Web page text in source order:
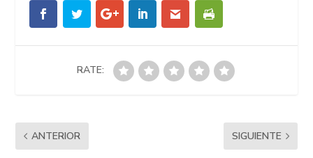
RATE:
ANTERIOR SIGUIENTE